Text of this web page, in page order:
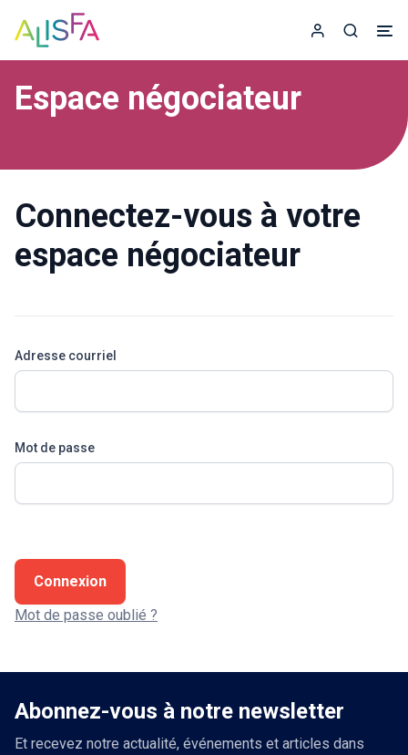
Accueil
Espace
Espace négociateur
Connectez-vous à votre
espace négociateur
Adresse courriel
Mot de passe
Connexion
Mot de passe oublié ?
Abonnez-vous à notre newsletter
Et recevez notre actualité, événements et articles dans